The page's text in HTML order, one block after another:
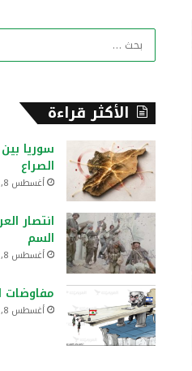
الأكثر قراءة
سوريا
الصراع
أغسطس 8, 2026
انتصار
السم
أغسطس 8, 2026
مفاوضات
أغسطس 8, 2026